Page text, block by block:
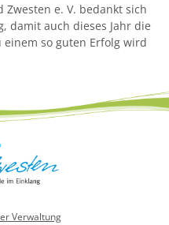
e. V. bedankt sich
damit auch dieses Jahr die
so guten Erfolg wird
Verwaltung